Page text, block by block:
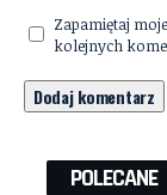
Zapamiętaj
kolejnych
POLECANE